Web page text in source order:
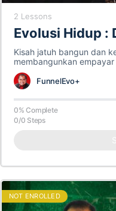
2 Lessons
Evolusi Hidup :
Kisah jatuh bangun dan
membangunkan
bagaimana beliau
sehingga…FunnelEvo+
0% Complete
0/0 Steps
NOT ENROLLED